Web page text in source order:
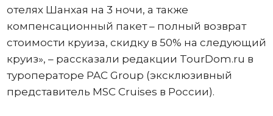
отелях Шанхая на 3 ночи, а также
компенсационный пакет – полный возврат
стоимости круиза, скидку в 50% на следующий
круиз», – рассказали редакции TourDom.ru в
туроператоре PAC Group (эксклюзивный
представитель MSC Cruises в России).